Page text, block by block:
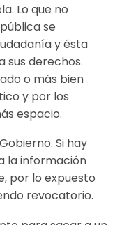
Lo que no
se
y ésta
sus derechos.
o más bien
y por los
espacio.
Si hay
la información
por lo expuesto
revocatorio.